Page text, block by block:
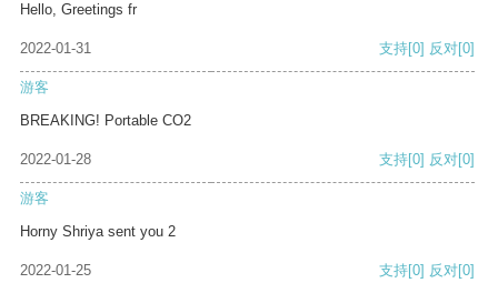
Hello, Greetings fr
2022-01-31 支持[0] 反对[0]
游客
BREAKING! Portable CO2
2022-01-28 支持[0] 反对[0]
游客
Horny Shriya sent you 2
2022-01-25 支持[0] 反对[0]